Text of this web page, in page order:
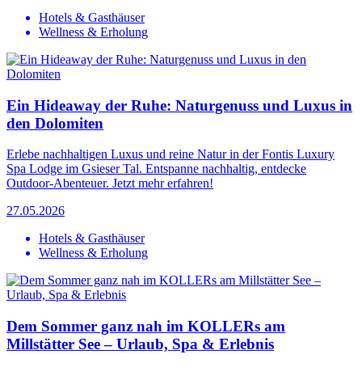
Hotels & Gasthäuser
Wellness & Erholung
Ein Hideaway der Ruhe: Naturgenuss und Luxus in
den Dolomiten
Erlebe nachhaltigen Luxus und reine Natur in der Fontis Luxury
Spa Lodge im Gsieser Tal. Entspanne nachhaltig, entdecke
Outdoor-Abenteuer. Jetzt mehr erfahren!
27.05.2026
Hotels & Gasthäuser
Wellness & Erholung
Dem Sommer ganz nah im KOLLERs am
Millstätter See – Urlaub, Spa & Erlebnis